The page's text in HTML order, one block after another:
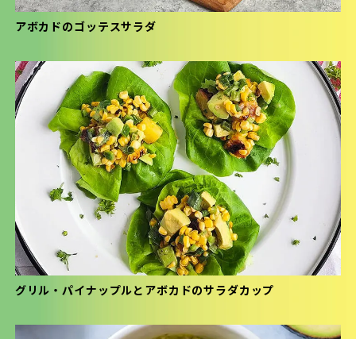
アボカドのゴッテスサラダ
グリル・パイナップルとアボカドのサラダカップ